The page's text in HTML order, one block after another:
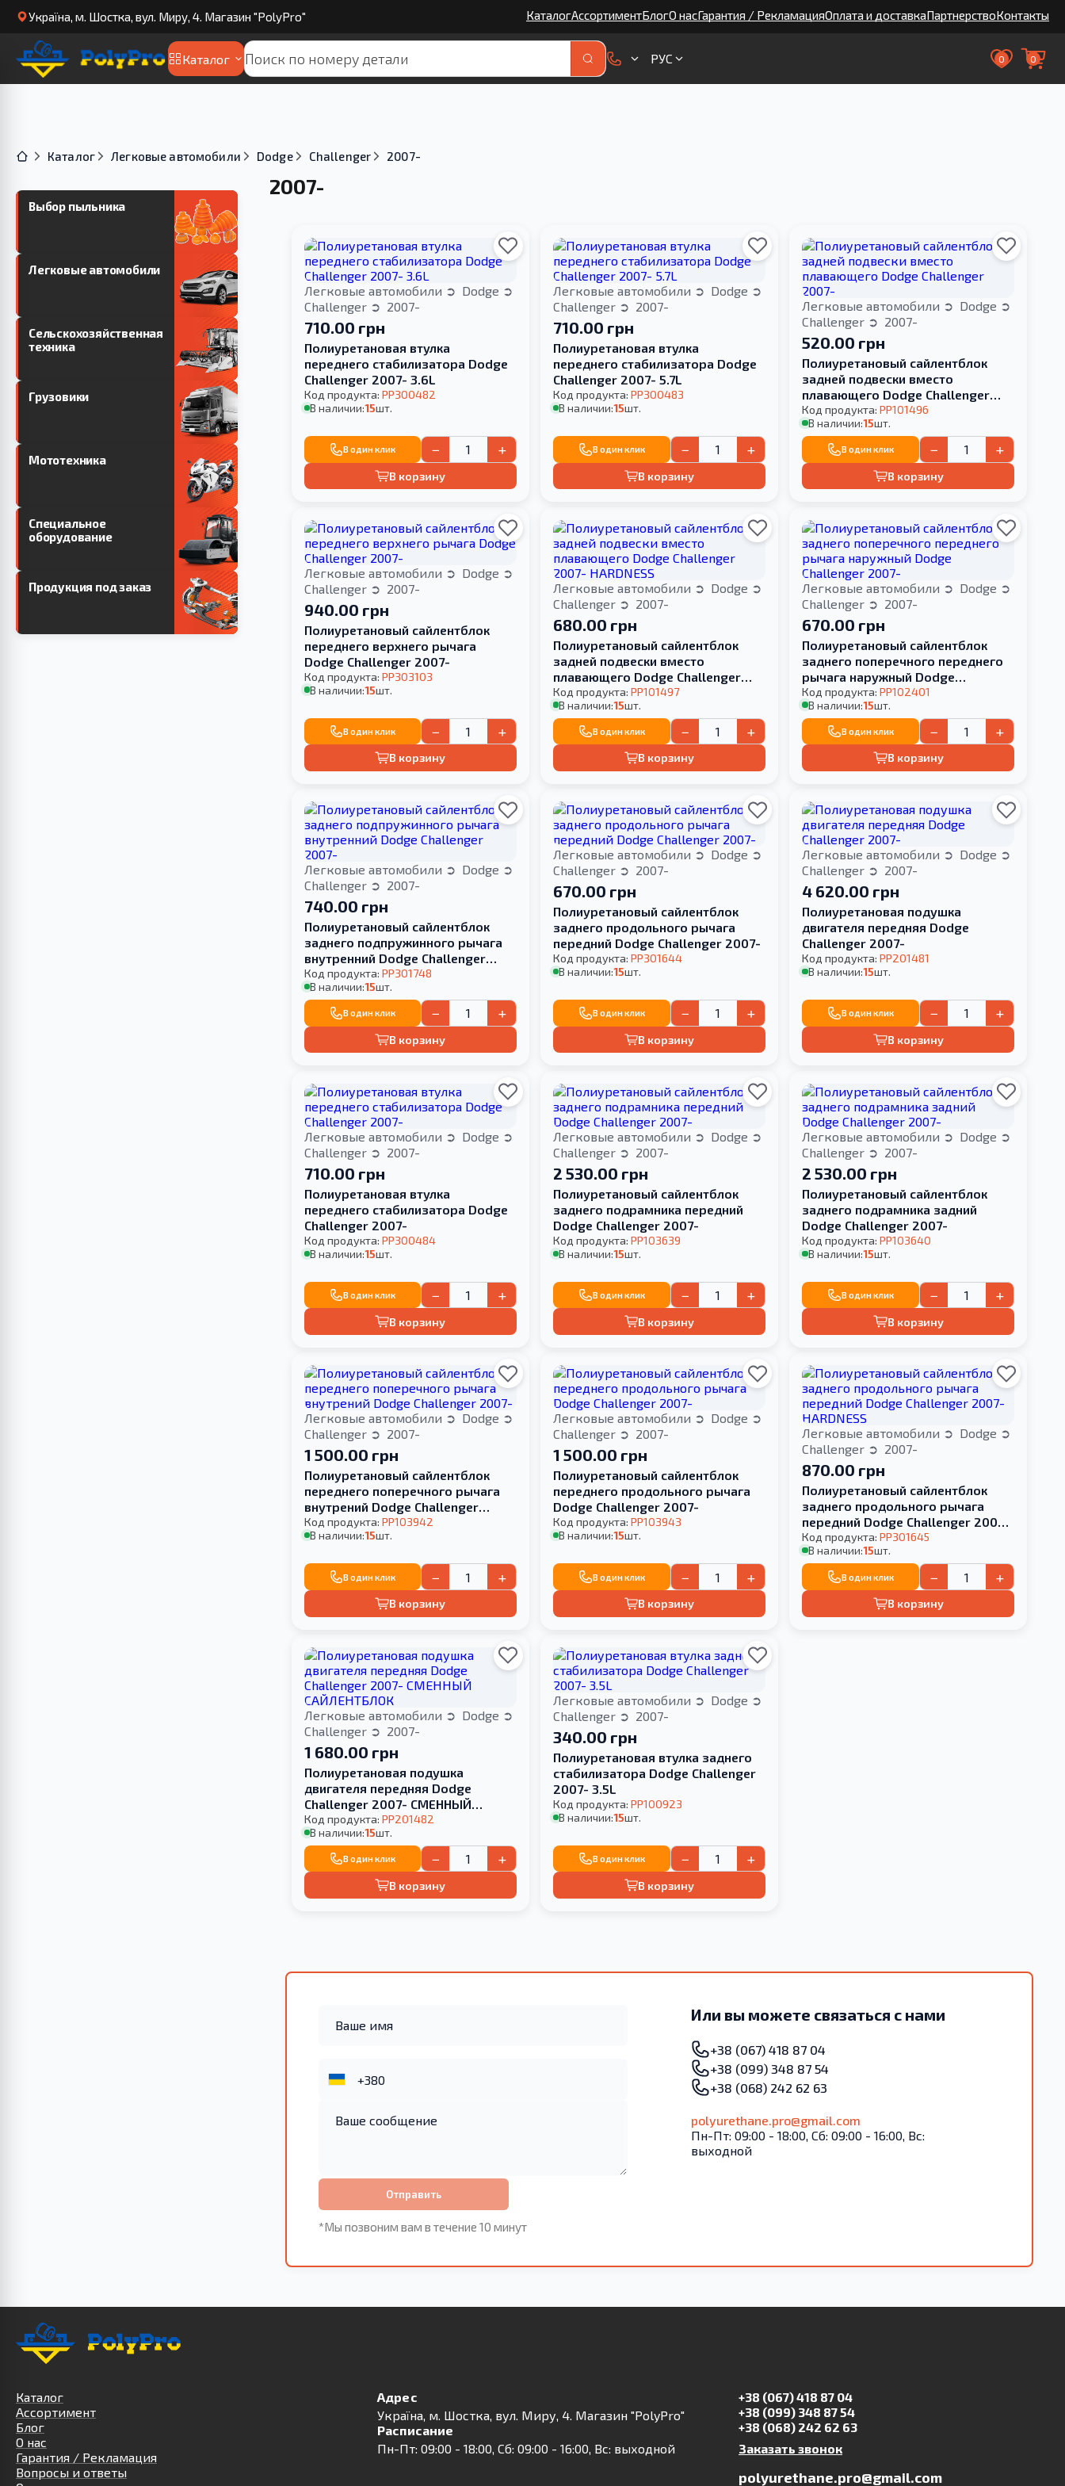
Українa, м. Шостка, вул. Миру, 4. Магазин "PolyPro" КаталогАссортиментБлогО насГарантия / РекламацияОплата и доставкаПартнерствоКонтакты
Каталог РУС 0 0
Каталог Легковые автомобили Dodge Challenger 2007-
Выбор пыльника
Легковые автомобили
Сельскохозяйственная
техника
Грузовики
Мототехника
Специальное
оборудование
Продукция под заказ
2007-
Легковые автомобили
Dodge
Challenger
2007-
710.00 грн
Полиуретановая втулка
переднего стабилизатора Dodge
Challenger 2007- 3.6L
Код продукта: PP300482
В наличии:15шт.
В один клик − +
В корзину
Легковые автомобили
Dodge
Challenger
2007-
710.00 грн
Полиуретановая втулка
переднего стабилизатора Dodge
Challenger 2007- 5.7L
Код продукта: PP300483
В наличии:15шт.
В один клик − +
В корзину
Легковые автомобили
Dodge
Challenger
2007-
520.00 грн
Полиуретановый сайлентблок
задней подвески вместо
плавающего Dodge Challenger
2007-
Код продукта:PP101496
В наличии:15шт.
В один клик − +
В корзину
Легковые автомобили
Dodge
Challenger
2007-
940.00 грн
Полиуретановый сайлентблок
переднего верхнего рычага
Dodge Challenger 2007-
Код продукта: PP303103
В наличии:15шт.
В один клик − +
В корзину
Легковые автомобили
Dodge
Challenger
2007-
680.00 грн
Полиуретановый сайлентблок
задней подвески вместо
плавающего Dodge Challenger
2007- HARDNESS
Код продукта: PP101497
В наличии:15шт.
В один клик − +
В корзину
Легковые автомобили
Dodge
Challenger
2007-
670.00 грн
Полиуретановый сайлентблок
заднего поперечного переднего
рычага наружный Dodge
Challenger 2007-
Код продукта:PP102401
В наличии:15шт.
В один клик − +
В корзину
Легковые автомобили
Dodge
Challenger
2007-
740.00 грн
Полиуретановый сайлентблок
заднего подпружинного рычага
внутренний Dodge Challenger
2007-
Код продукта: PP301748
В наличии:15шт.
В один клик − +
В корзину
Легковые автомобили
Dodge
Challenger
2007-
670.00 грн
Полиуретановый сайлентблок
заднего продольного рычага
передний Dodge Challenger 2007-
Код продукта: PP301644
В наличии:15шт.
В один клик − +
В корзину
Легковые автомобили
Dodge
Challenger
2007-
4 620.00 грн
Полиуретановая подушка
двигателя передняя Dodge
Challenger 2007-
Код продукта:PP201481
В наличии:15шт.
В один клик − +
В корзину
Легковые автомобили
Dodge
Challenger
2007-
710.00 грн
Полиуретановая втулка
переднего стабилизатора Dodge
Challenger 2007-
Код продукта: PP300484
В наличии:15шт.
В один клик − +
В корзину
Легковые автомобили
Dodge
Challenger
2007-
2 530.00 грн
Полиуретановый сайлентблок
заднего подрамника передний
Dodge Challenger 2007-
Код продукта: PP103639
В наличии:15шт.
В один клик − +
В корзину
Легковые автомобили
Dodge
Challenger
2007-
2 530.00 грн
Полиуретановый сайлентблок
заднего подрамника задний
Dodge Challenger 2007-
Код продукта:PP103640
В наличии:15шт.
В один клик − +
В корзину
Легковые автомобили
Dodge
Challenger
2007-
1 500.00 грн
Полиуретановый сайлентблок
переднего поперечного рычага
внутрений Dodge Challenger
2007-
Код продукта: PP103942
В наличии:15шт.
В один клик − +
В корзину
Легковые автомобили
Dodge
Challenger
2007-
1 500.00 грн
Полиуретановый сайлентблок
переднего продольного рычага
Dodge Challenger 2007-
Код продукта: PP103943
В наличии:15шт.
В один клик − +
В корзину
Легковые автомобили
Dodge
Challenger
2007-
870.00 грн
Полиуретановый сайлентблок
заднего продольного рычага
передний Dodge Challenger 2007-
HARDNESS
Код продукта:PP301645
В наличии:15шт.
В один клик − +
В корзину
Легковые автомобили
Dodge
Challenger
2007-
1 680.00 грн
Полиуретановая подушка
двигателя передняя Dodge
Challenger 2007- СМЕННЫЙ
САЙЛЕНТБЛОК
Код продукта: PP201482
В наличии:15шт.
В один клик − +
В корзину
Легковые автомобили
Dodge
Challenger
2007-
340.00 грн
Полиуретановая втулка заднего
стабилизатора Dodge Challenger
2007- 3.5L
Код продукта: PP100923
В наличии:15шт.
В один клик − +
В корзину
Отправить
*Мы позвоним вам в течение 10 минут
Или вы можете связаться с нами
+38 (067) 418 87 04
+38 (099) 348 87 54
+38 (068) 242 62 63
polyurethane.pro@gmail.com
Пн-Пт: 09:00 - 18:00, Сб: 09:00 - 16:00, Вс:
выходной
Каталог
Ассортимент
Блог
О нас
Гарантия / Рекламация
Вопросы и ответы
Адрес
Українa, м. Шостка, вул. Миру, 4. Магазин "PolyPro"
Расписание
Пн-Пт: 09:00 - 18:00, Сб: 09:00 - 16:00, Вс: выходной
+38 (067) 418 87 04
+38 (099) 348 87 54
+38 (068) 242 62 63
Заказать звонок
polyurethane.pro@gmail.com